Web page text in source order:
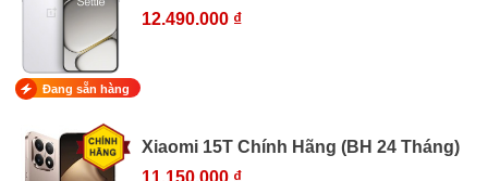
12.490.000 ₫
Đang sẵn hàng
Xiaomi 15T Chính Hãng (BH 24 Tháng)